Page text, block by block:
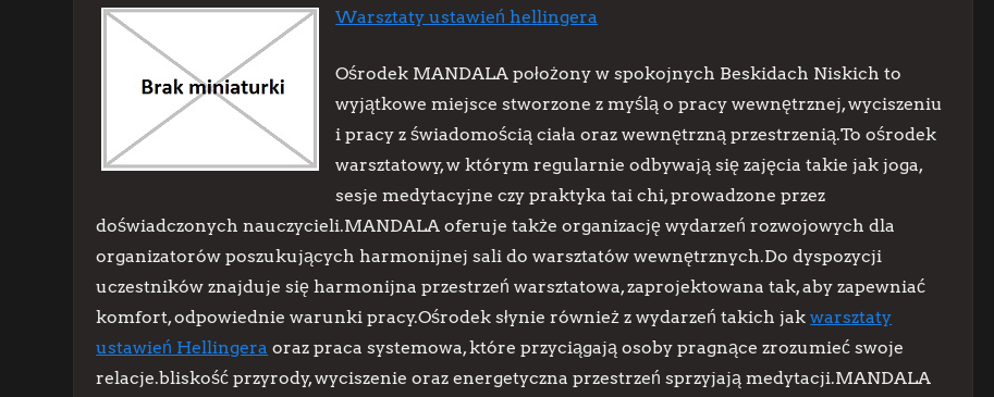
Warsztaty ustawień hellingera
Ośrodek MANDALA położony w spokojnych Beskidach Niskich to
wyjątkowe miejsce stworzone z myślą o pracy wewnętrznej, wyciszeniu
i pracy z świadomością ciała oraz wewnętrzną przestrzenią.To ośrodek
warsztatowy, w którym regularnie odbywają się zajęcia takie jak joga,
sesje medytacyjne czy praktyka tai chi, prowadzone przez
doświadczonych nauczycieli.MANDALA oferuje także organizację wydarzeń rozwojowych dla
organizatorów poszukujących harmonijnej sali do warsztatów wewnętrznych.Do dyspozycji
uczestników znajduje się harmonijna przestrzeń warsztatowa, zaprojektowana tak, aby zapewniać
komfort, odpowiednie warunki pracy.Ośrodek słynie również z wydarzeń takich jakwarsztaty
ustawień Hellingera oraz praca systemowa, które przyciągają osoby pragnące zrozumieć swoje
relacje.bliskość przyrody, wyciszenie oraz energetyczna przestrzeń sprzyjają medytacji.MANDALA